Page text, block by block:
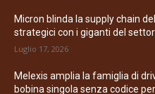
Micron blinda la supply chain
strategici con i giganti del
Luglio 17, 2026
Melexis amplia la famiglia di
bobina singola senza codice